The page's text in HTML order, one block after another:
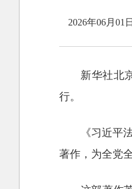
2026年06月01
新华社北
行。
《习近平
著作，为全党